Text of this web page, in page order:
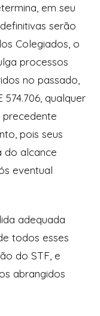
em seu
serão
Colegiados, o
processos
no passado,
qualquer
pois seus
do alcance
eventual
adequada
todos esses
do STF, e
abrangidos